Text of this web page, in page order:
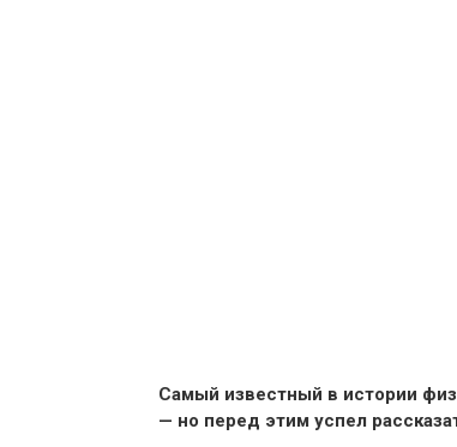
Самый известный в истории
— но перед этим успел